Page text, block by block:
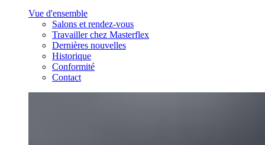
Vue d'ensemble
Salons et rendez-vous
Travailler chez Masterflex
Dernières nouvelles
Historique
Conformité
Contact